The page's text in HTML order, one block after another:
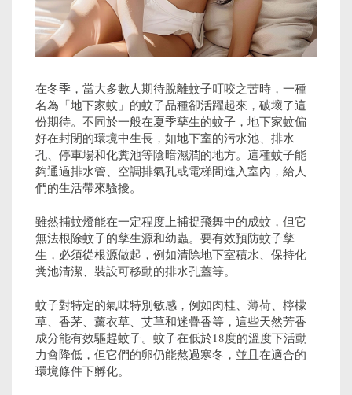
在冬季，當大多數人期待脫離蚊子叮咬之苦時，一種
名為「地下家蚊」的蚊子品種卻活躍起來，破壞了這
份期待。不同於一般在夏季孳生的蚊子，地下家蚊偏
好在封閉的環境中生長，如地下室的污水池、排水
孔、停車場和化糞池等陰暗濕潤的地方。這種蚊子能
夠通過排水管、空調排氣孔或電梯間進入室內，給人
們的生活帶來騷擾。
雖然捕蚊燈能在一定程度上捕捉飛舞中的成蚊，但它
無法根除蚊子的孳生源和幼蟲。要有效預防蚊子孳
生，必須從根源做起，例如清除地下室積水、保持化
糞池清潔、裝設可移動的排水孔蓋等。
蚊子對特定的氣味特別敏感，例如肉桂、薄荷、檸檬
草、香茅、薰衣草、艾草和迷疊香等，這些天然芳香
成分能有效驅趕蚊子。蚊子在低於18度的溫度下活動
力會降低，但它們的卵仍能熬過寒冬，並且在適合的
環境條件下孵化。